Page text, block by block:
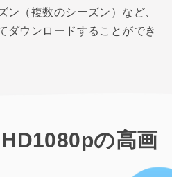
ン（複数のシーズン）など、
ダウンロードすることができ
の高画